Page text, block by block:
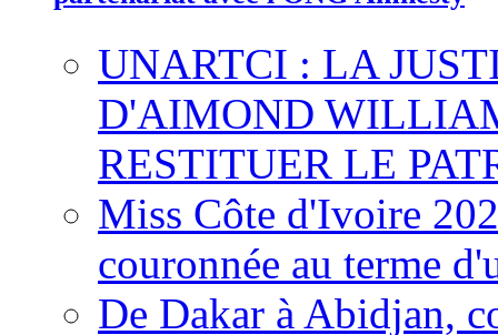
UNARTCI : LA
D'AIMOND
RESTITUER LE
Miss Côte d'Ivoire
couronnée au terme
De Dakar à Abidjan,